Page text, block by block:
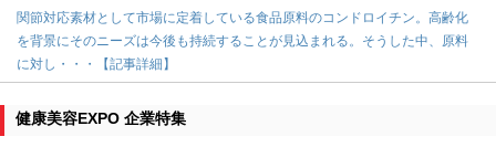
関節対応素材として市場に定着している食品原料のコンドロイチン。高齢化
を背景にそのニーズは今後も持続することが見込まれる。そうした中、原料
に対し・・・【記事詳細】
健康美容EXPO 企業特集